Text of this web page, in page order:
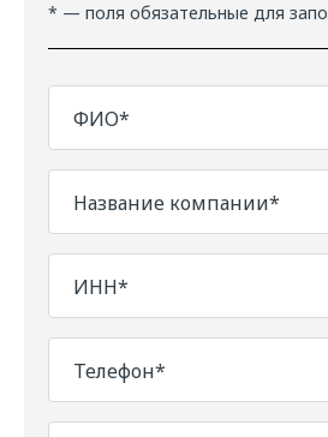
* — поля обязательные для
ФИО*
Название компании*
ИНН*
Телефон*